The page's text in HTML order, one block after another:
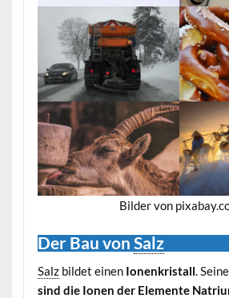
Bilder von
Der Bau vonSalz
Salzbildet einen Ionenkristall. Seine
sind die Ionen der Elemente